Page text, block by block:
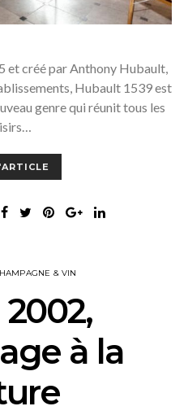
et créé par Anthony Hubault,
Hubault 1539 est
genre qui réunit tous les
& VIN
à la